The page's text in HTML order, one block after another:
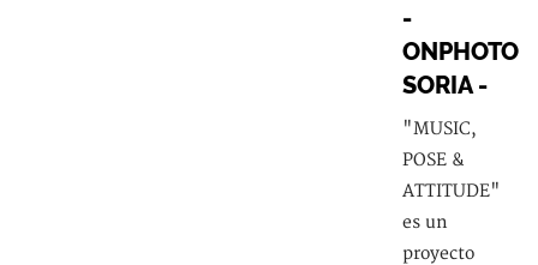
-
ONPHOTO
SORIA -
"MUSIC,
POSE &
ATTITUDE"
es un
proyecto